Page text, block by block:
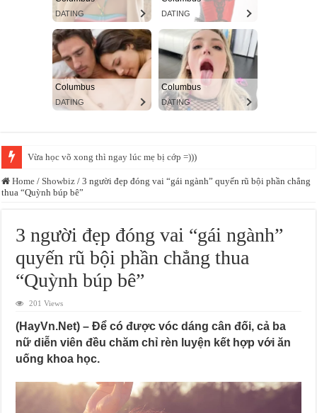
Sợ nhất những người âm thầm ko nói năng gì, đến làm cái đi luôn :))
Home / Showbiz / 3 người đẹp đóng vai “gái ngành” quyến rũ bội phần chẳng
thua “Quỳnh búp bê”
3 người đẹp đóng vai “gái ngành”
quyến rũ bội phần chẳng thua
“Quỳnh búp bê”
201 Views
(HayVn.Net) – Để có được vóc dáng cân đối, cả ba
nữ diễn viên đều chăm chỉ rèn luyện kết hợp với ăn
uống khoa học.